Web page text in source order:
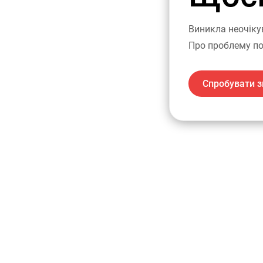
Виникла
Про проблему
Спробувати